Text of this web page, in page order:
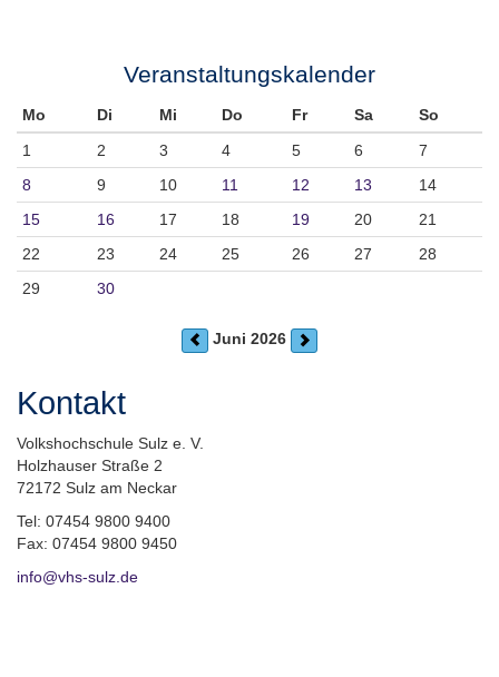
Veranstaltungskalender
Mo Di Mi Do Fr Sa
So
1
2 3 4 5 6
7
8
9 10 11 12 13
14
15
16 17 18 19 20
21
22
23 24 25 26 27
28
29
30
Juni 2026
Kontakt
Volkshochschule Sulz e. V.
Holzhauser Straße 2
72172 Sulz am Neckar
Tel: 07454 9800 9400
Fax: 07454 9800 9450
info@vhs-sulz.de